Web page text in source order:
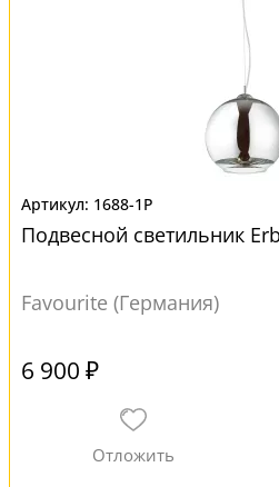
1688-1P
Подвесной светильник
Favourite (Германия)
6 900 ₽